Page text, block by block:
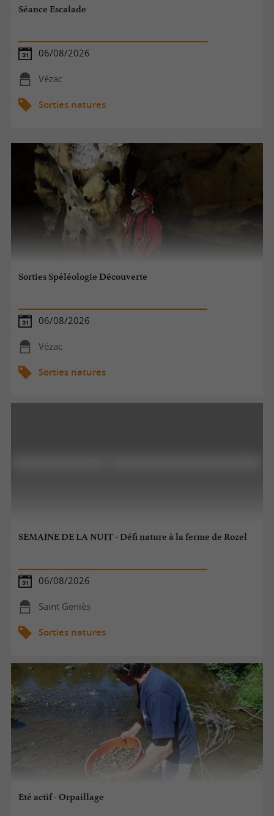
Séance Escalade
06/08/2026
Vézac
Sorties natures
Sorties Spéléologie Découverte
06/08/2026
Vézac
Sorties natures
SEMAINE DE LA NUIT - Défi nature à la ferme de Rozel
06/08/2026
Saint Geniès
Sorties natures
Eté actif - Orpaillage